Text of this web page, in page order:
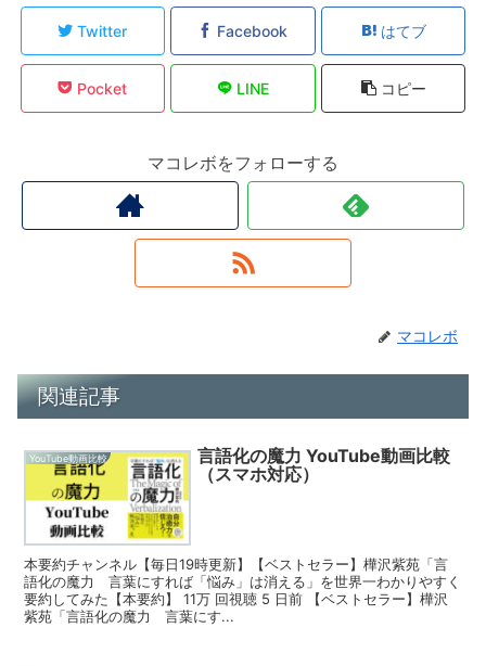
Twitter Facebook はてブ
Pocket LINE コピー
マコレボをフォローする
マコレボ
関連記事
YouTube動画比較
言語化の魔力 YouTube動画比較
（スマホ対応）
本要約チャンネル【毎日19時更新】【ベストセラー】樺沢紫苑「言
語化の魔力 言葉にすれば「悩み」は消える」を世界一わかりやすく
要約してみた【本要約】 11万 回視聴 5 日前 【ベストセラー】樺沢
紫苑「言語化の魔力 言葉にす...